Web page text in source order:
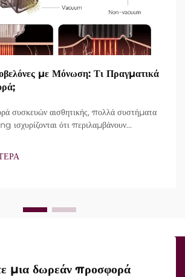
με Μόνωση: Τι Πραγματικά
συσκευών αισθητικής, πολλά συστήματα
ότι περιλαμβάνουν
αλλά πώς λειτουργούν ακριβώς κατά
μια δωρεάν προσφορά